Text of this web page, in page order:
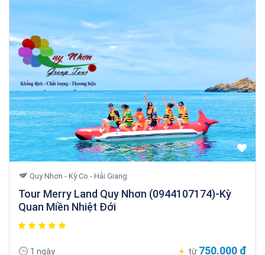
Quy Nhơn - Kỳ Co - Hải Giang
Tour Merry Land Quy Nhơn (0944107174)-Kỳ
Quan Miền Nhiệt Đới
1 ngày từ 750.000 đ